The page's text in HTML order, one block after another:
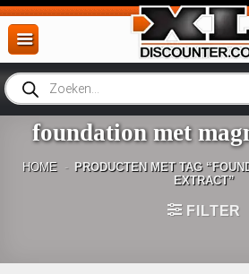
Ga
naar
inhoud
Producten
zoeken
foundation met
HOME - PRODUCTEN MET TAG
EXTRACT”
FILTER